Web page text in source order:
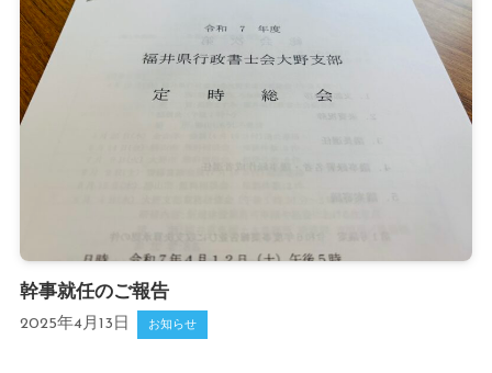
幹事就任のご報告
2025年4月13日 お知らせ